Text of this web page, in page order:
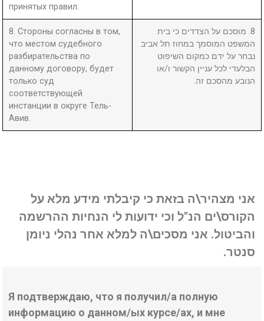
принятых правил.
8. Стороны согласны в том,
что местом судебного
разбирательства по
данному договору, будет
только суд
соответствующей
инстанции в округе Тель-
Авив.
8. מוסכם על הצדדים כי בית
המשפט המוסמך במחוז תל אביב
נבחר על ידם כמקום השיפוט
הבלעדי לכל עניין הקשור ו/או
הנובע מהסכם זה.
אני מצהיר\ה בזאת כי קיבלתי מידע מלא על
הקורס\ים הנ"ל וכי ידועות לי הנחיות ההרשמה
והביטול. אני מסכים\ה למלא אחר נהלי ניומן
סנטר.
Я подтверждаю, что я получил/а полную
информацию о данном/ых курсе/ах, и мне